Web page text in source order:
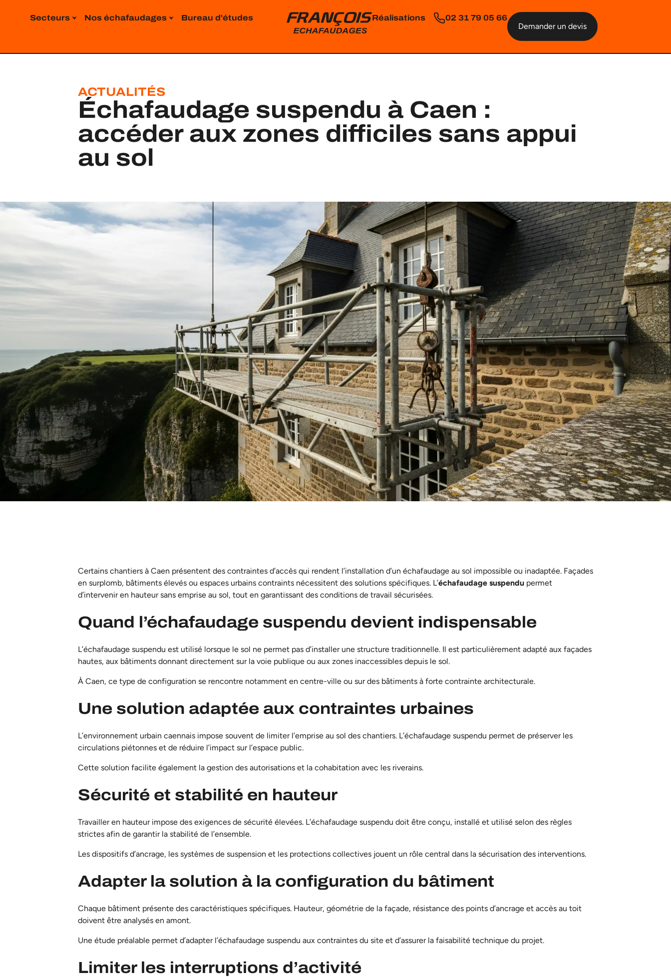
Secteurs
Nos échafaudages Bureau d'études Réalisations 02 31 79 05 66
Demander un devis
ACTUALITÉS
Échafaudage suspendu à Caen :
accéder aux zones difficiles sans appui
au sol
Certains chantiers à Caen présentent des contraintes d’accès qui rendent l’installation d’un échafaudage au sol impossible ou inadaptée. Façades
en surplomb, bâtiments élevés ou espaces urbains contraints nécessitent des solutions spécifiques. L’échafaudage suspendu permet
d’intervenir en hauteur sans emprise au sol, tout en garantissant des conditions de travail sécurisées.
Quand l’échafaudage suspendu devient indispensable
L’échafaudage suspendu est utilisé lorsque le sol ne permet pas d’installer une structure traditionnelle. Il est particulièrement adapté aux façades
hautes, aux bâtiments donnant directement sur la voie publique ou aux zones inaccessibles depuis le sol.
À Caen, ce type de configuration se rencontre notamment en centre-ville ou sur des bâtiments à forte contrainte architecturale.
Une solution adaptée aux contraintes urbaines
L’environnement urbain caennais impose souvent de limiter l’emprise au sol des chantiers. L’échafaudage suspendu permet de préserver les
circulations piétonnes et de réduire l’impact sur l’espace public.
Cette solution facilite également la gestion des autorisations et la cohabitation avec les riverains.
Sécurité et stabilité en hauteur
Travailler en hauteur impose des exigences de sécurité élevées. L’échafaudage suspendu doit être conçu, installé et utilisé selon des règles
strictes afin de garantir la stabilité de l’ensemble.
Les dispositifs d’ancrage, les systèmes de suspension et les protections collectives jouent un rôle central dans la sécurisation des interventions.
Adapter la solution à la configuration du bâtiment
Chaque bâtiment présente des caractéristiques spécifiques. Hauteur, géométrie de la façade, résistance des points d’ancrage et accès au toit
doivent être analysés en amont.
Une étude préalable permet d’adapter l’échafaudage suspendu aux contraintes du site et d’assurer la faisabilité technique du projet.
Limiter les interruptions d’activité